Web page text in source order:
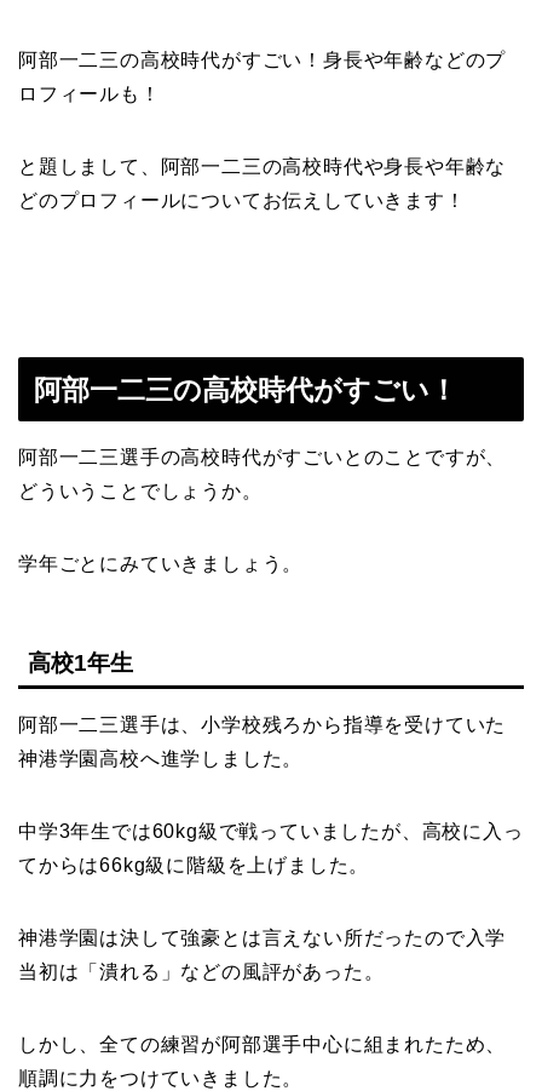
阿部一二三の高校時代がすごい！身長や年齢などのプ
ロフィールも！
と題しまして、阿部一二三の高校時代や身長や年齢な
どのプロフィールについてお伝えしていきます！
阿部一二三の高校時代がすごい！
阿部一二三選手の高校時代がすごいとのことですが、
どういうことでしょうか。
学年ごとにみていきましょう。
高校1年生
阿部一二三選手は、小学校残ろから指導を受けていた
神港学園高校へ進学しました。
中学3年生では60kg級で戦っていましたが、高校に入っ
てからは66kg級に階級を上げました。
神港学園は決して強豪とは言えない所だったので入学
当初は「潰れる」などの風評があった。
しかし、全ての練習が阿部選手中心に組まれたため、
順調に力をつけていきました。